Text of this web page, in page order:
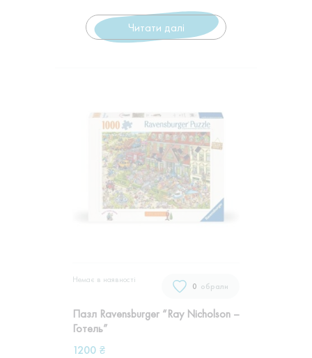
Читати далі
обрали
0
Немає в наявностi
Пазл Ravensburger “Ray Nicholson –
Готель”
1200 ₴